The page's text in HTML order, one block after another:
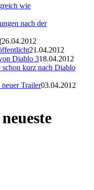
wie
nach der
26.04.2012
21.04.2012
Diablo 318.04.2012
schon kurz nach Diablo
Trailer03.04.2012